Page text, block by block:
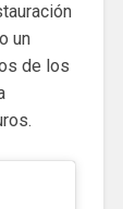
un
de los